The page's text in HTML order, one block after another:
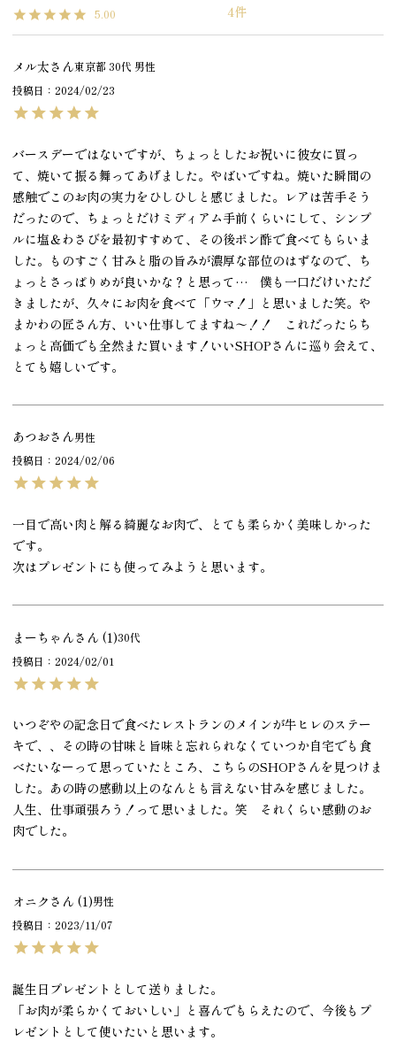
5.00 4
メル太 東京都 30代 男性
投稿日
2024/02/23
バースデーではないですが、ちょっとしたお祝いに彼女に買っ
て、焼いて振る舞ってあげました。やばいですね。焼いた瞬間の
感触でこのお肉の実力をひしひしと感じました。レアは苦手そう
だったので、ちょっとだけミディアム手前くらいにして、シンプ
ルに塩＆わさびを最初すすめて、その後ポン酢で食べてもらいま
した。ものすごく甘みと脂の旨みが濃厚な部位のはずなので、ち
ょっとさっぱりめが良いかな？と思って…　僕も一口だけいただ
きましたが、久々にお肉を食べて「ウマ！」と思いました笑。や
まかわの匠さん方、いい仕事してますね〜！！　これだったらち
ょっと高価でも全然また買います！いいSHOPさんに巡り会えて、
とても嬉しいです。
あつお
男性
投稿日
2024/02/06
一目で高い肉と解る綺麗なお肉で、とても柔らかく美味しかった
です。
次はプレゼントにも使ってみようと思います。
まーちゃん 1 30代
投稿日
2024/02/01
いつぞやの記念日で食べたレストランのメインが牛ヒレのステー
キで、、その時の甘味と旨味と忘れられなくていつか自宅でも食
べたいなーって思っていたところ、こちらのSHOPさんを見つけま
した。あの時の感動以上のなんとも言えない甘みを感じました。
人生、仕事頑張ろう！って思いました。笑　それくらい感動のお
肉でした。
オニク 1 男性
投稿日
2023/11/07
誕生日プレゼントとして送りました。
「お肉が柔らかくておいしい」と喜んでもらえたので、今後もプ
レゼントとして使いたいと思います。